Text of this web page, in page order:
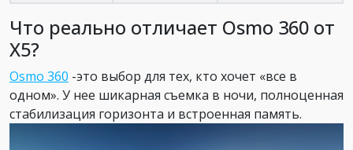
Что реально отличает Osmo 360 от
X5?
Osmo 360 -это выбор для тех, кто хочет «все в
одном». У нее шикарная съемка в ночи, полноценная
стабилизация горизонта и встроенная память.